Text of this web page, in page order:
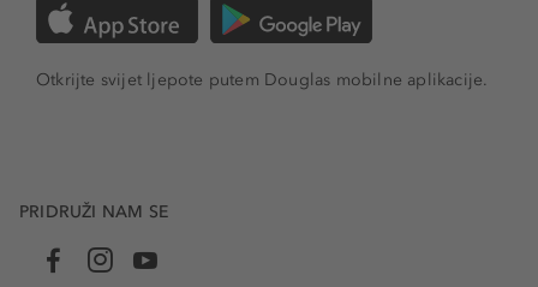
Otkrijte svijet ljepote putem Douglas mobilne aplikacije.
PRIDRUŽI NAM SE